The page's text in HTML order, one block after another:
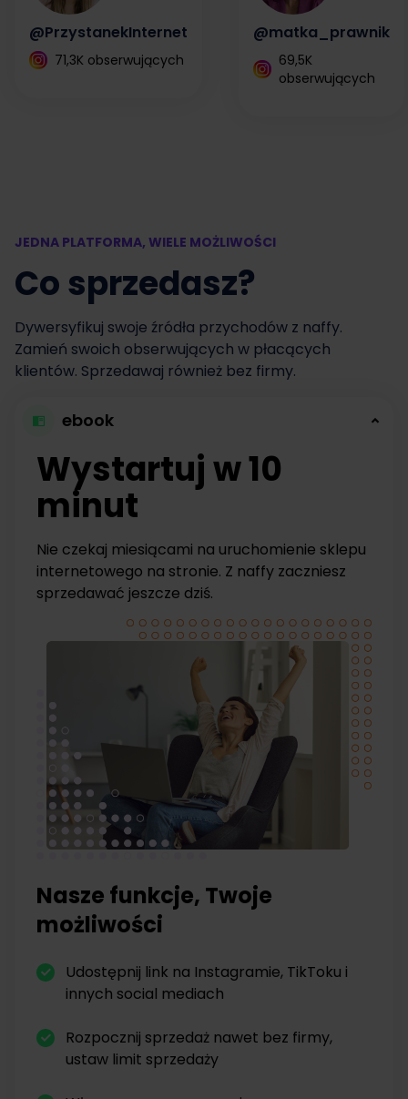
@PrzystanekInternet
71,3K obserwujących
@matka_prawnik
69,5K
obserwujących
JEDNA PLATFORMA, WIELE MOŻLIWOŚCI
Co sprzedasz?
Dywersyfikuj swoje źródła przychodów z naffy.
Zamień swoich obserwujących w płacących
klientów. Sprzedawaj również bez firmy.
ebook
Wystartuj w 10
minut
Nie czekaj miesiącami na uruchomienie sklepu
internetowego na stronie. Z naffy zaczniesz
sprzedawać jeszcze dziś.
Nasze funkcje, Twoje
możliwości
Udostępnij link na Instagramie, TikToku i
innych social mediach
Rozpocznij sprzedaż nawet bez firmy,
ustaw limit sprzedaży